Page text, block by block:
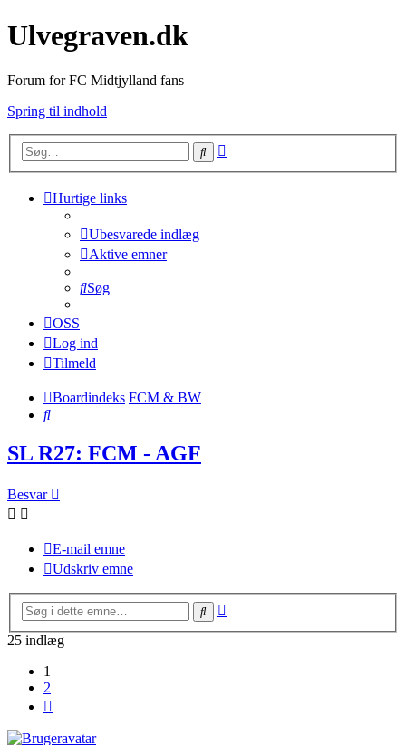
Ulvegraven.dk
Forum for FC Midtjylland fans
Spring til indhold
Søg
Hurtige links
Ubesvarede indlæg
Aktive emner
Søg
OSS
Log ind
Tilmeld
Boardindeks FCM & BW
Søg
SL R27: FCM - AGF
Besvar
E-mail emne
Udskriv emne
Søg
25 indlæg
1
2